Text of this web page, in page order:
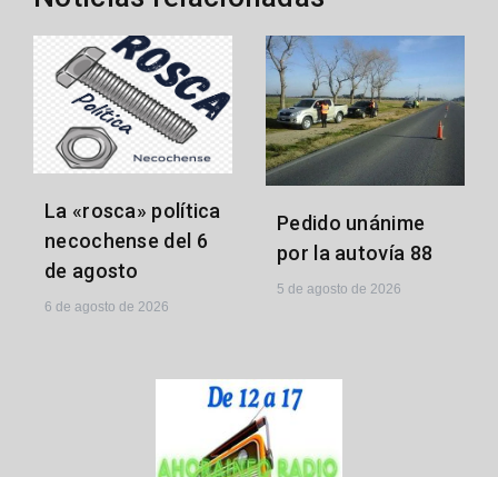
La «rosca» política
necochense del 6
de agosto
6 de agosto de 2026
Pedido unánime
por la autovía 88
5 de agosto de 2026